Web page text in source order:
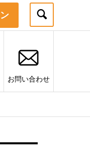
お問い合わせ